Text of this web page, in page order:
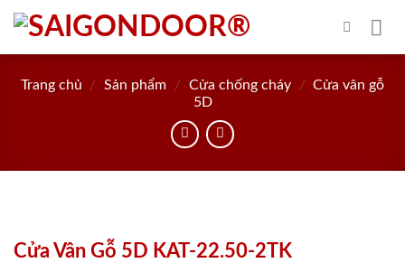
Skip
content
Trang chủ / Sản phẩm / Cửa chống cháy / Cửa vân gỗ
5D
Cửa Vân Gỗ 5D KAT-22.50-2TK